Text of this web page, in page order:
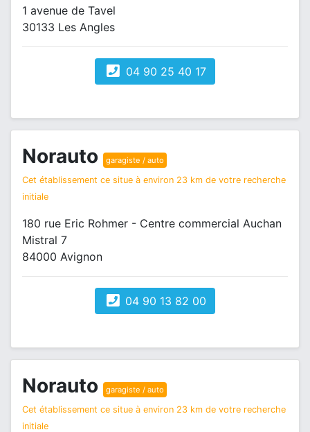
1 avenue de Tavel
30133 Les Angles
04 90 25 40 17
Norauto garagiste / auto
Cet établissement ce situe à environ 23 km de votre recherche
initiale
180 rue Eric Rohmer - Centre commercial Auchan
Mistral 7
84000 Avignon
04 90 13 82 00
Norauto garagiste / auto
Cet établissement ce situe à environ 23 km de votre recherche
initiale